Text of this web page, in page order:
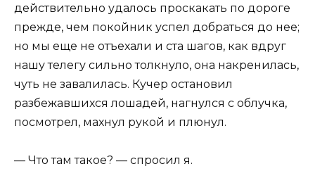
действительно удалось проскакать по дороге
прежде, чем покойник успел добраться до нее;
но мы еще не отъехали и ста шагов, как вдруг
нашу телегу сильно толкнуло, она накренилась,
чуть не завалилась. Кучер остановил
разбежавшихся лошадей, нагнулся с облучка,
посмотрел, махнул рукой и плюнул.
— Что там такое? — спросил я.